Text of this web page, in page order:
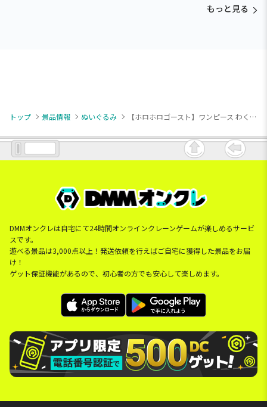
もっと見る
トップ 景品情報 ぬいぐるみ 【ホロホロゴースト】ワンピース わくでかぬいぐるみ～ホロホロゴースト～
DMMオンクレは自宅にて24時間オンラインクレーンゲームが楽しめるサービ
スです。
遊べる景品は3,000点以上！発送依頼を行えばご自宅に獲得した景品をお届
け！
ゲット保証機能があるので、初心者の方でも安心して楽しめます。